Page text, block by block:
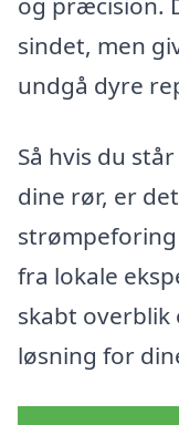
sindet, men
undgå dyre
Så hvis du
dine rør, er
fra lokale
skabt overblik
løsning for